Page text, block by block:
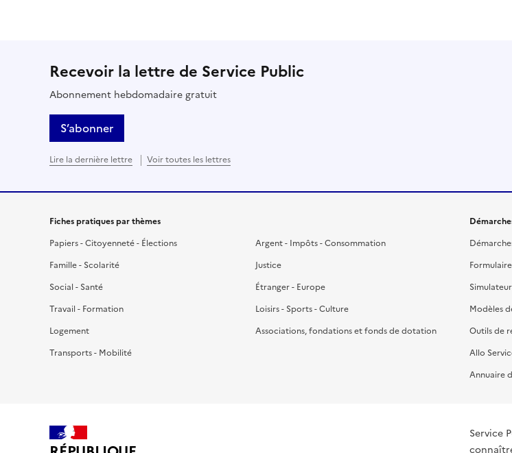
Recevoir la lettre de Service Public
Abonnement hebdomadaire gratuit
S’abonner
Lire la dernière lettre Voir toutes les lettres
Fiches pratiques par thèmes
Papiers - Citoyenneté - Élections
Famille - Scolarité
Social - Santé
Travail - Formation
Logement
Transports - Mobilité
Argent - Impôts - Consommation
Justice
Étranger - Europe
Loisirs - Sports - Culture
Associations, fondations et fonds de dotation
Modèles
Outils de
Allo
Annuaire
Service